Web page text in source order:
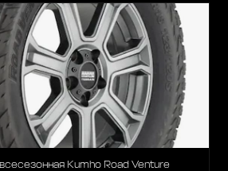
Kumho Road Venture